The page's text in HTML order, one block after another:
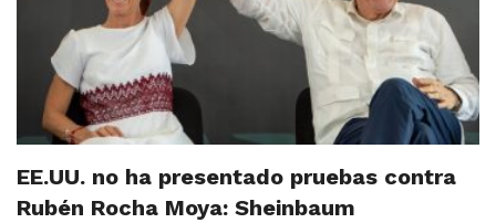
EE.UU. no ha presentado pruebas contra
Rubén Rocha Moya: Sheinbaum